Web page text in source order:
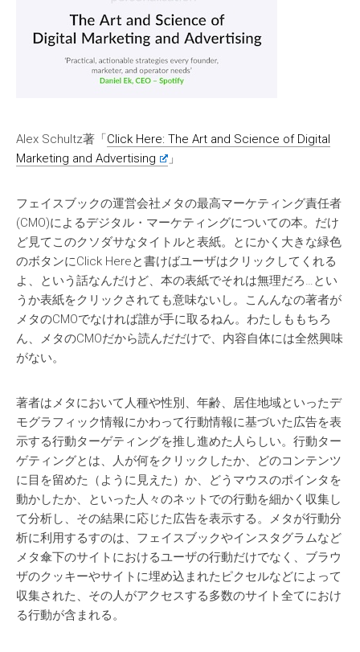
Alex Schultz著「Click Here: The Art and Science of Digital
Marketing and Advertising
」
フェイスブックの運営会社メタの最高マーケティング責任者
(CMO)によるデジタル・マーケティングについての本。だけ
ど見てこのクソダサなタイトルと表紙。とにかく大きな緑色
のボタンにClick Hereと書けばユーザはクリックしてくれる
よ、という話なんだけど、本の表紙でそれは無理だろ…とい
うか表紙をクリックされても意味ないし。こんんなの著者が
メタのCMOでなければ誰が手に取るねん。わたしももちろ
ん、メタのCMOだから読んだだけで、内容自体には全然興味
がない。
著者はメタにおいて人種や性別、年齢、居住地域といったデ
モグラフィック情報にかわって行動情報に基づいた広告を表
示する行動ターゲティングを推し進めた人らしい。行動ター
ゲティングとは、人が何をクリックしたか、どのコンテンツ
に目を留めた（ように見えた）か、どうマウスのポインタを
動かしたか、といった人々のネットでの行動を細かく収集し
て分析し、その結果に応じた広告を表示する。メタが行動分
析に利用するすのは、フェイスブックやインスタグラムなど
メタ傘下のサイトにおけるユーザの行動だけでなく、ブラウ
ザのクッキーやサイトに埋め込まれたピクセルなどによって
収集された、その人がアクセスする多数のサイト全てにおけ
る行動が含まれる。